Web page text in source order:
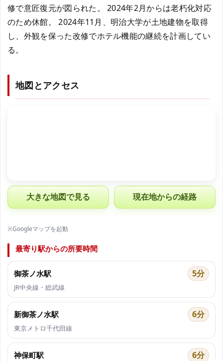
修で意匠復元が図られた。 2024年2月からは老朽化対応
のため休館。 2024年11月、明治大学が土地建物を取得
し、外観を保った改修でホテル機能の継続を計画してい
る。
地図とアクセス
大きな地図で見る 現在地からの経路
※Googleマップを起動
最寄り駅からの所要時間
御茶ノ水駅 5分
JR中央線・総武線
新御茶ノ水駅 6分
東京メトロ千代田線
神保町駅 6分